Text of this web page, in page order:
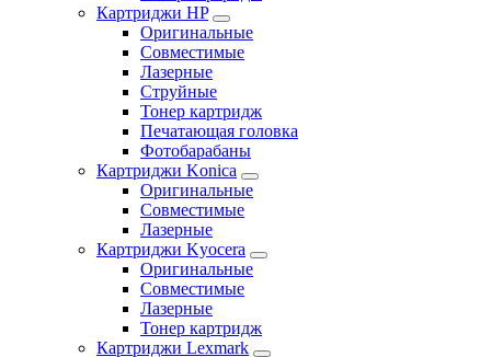
Картриджи HP
Оригинальные
Совместимые
Лазерные
Струйные
Тонер картридж
Печатающая головка
Фотобарабаны
Картриджи Konica
Оригинальные
Совместимые
Лазерные
Картриджи Kyocera
Оригинальные
Совместимые
Лазерные
Тонер картридж
Картриджи Lexmark